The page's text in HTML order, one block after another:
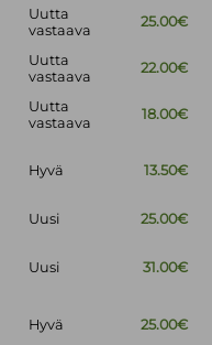
Uutta
vastaava
25.00€
Uutta
vastaava
22.00€
Uutta
vastaava
18.00€
Hyvä 13.50€
Uusi
25.00€
Uusi 31.00€
Hyvä 25.00€